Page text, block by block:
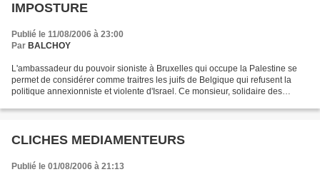
IMPOSTURE
Publié le 11/08/2006 à 23:00
Par BALCHOY
L'ambassadeur du pouvoir sioniste à Bruxelles qui occupe la Palestine se
permet de considérer comme traitres les juifs de Belgique qui refusent la
politique annexionniste et violente d'Israel. Ce monsieur, solidaire des
CLICHES MEDIAMENTEURS
Publié le 01/08/2006 à 21:13